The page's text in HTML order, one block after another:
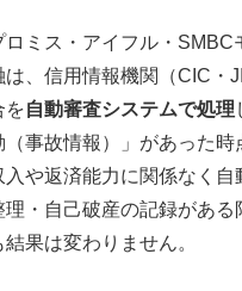
ロミス・アイフル・SMBC
は、信用情報機関（CIC・
を自動審査システムで処理
（事故情報）」があった時
入や返済能力に関係なく自
理・自己破産の記録がある
果は変わりません。